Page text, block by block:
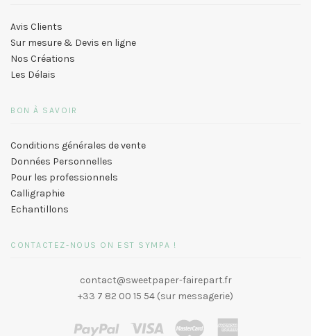
Avis Clients
Sur mesure & Devis en ligne
Nos Créations
Les Délais
BON À SAVOIR
Conditions générales de vente
Données Personnelles
Pour les professionnels
Calligraphie
Echantillons
CONTACTEZ-NOUS ON EST SYMPA !
contact@sweetpaper-fairepart.fr
+33 7 82 00 15 54 (sur messagerie)